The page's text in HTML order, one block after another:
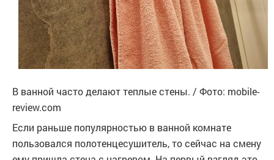
В ванной часто делают теплые стены. / Фото: mobile-
review.com
Если раньше популярностью в ванной комнате
пользовался полотенцесушитель, то сейчас на смену